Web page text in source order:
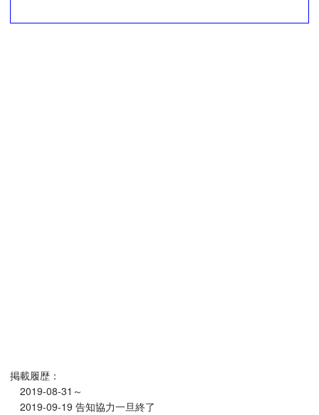
掲載履歴：
2019-08-31～
2019-09-19 告知協力一旦終了